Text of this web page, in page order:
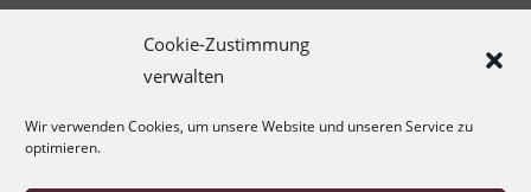
Cookie-Zustimmung
verwalten
Wir verwenden Cookies, um unsere Website und unseren Service zu
optimieren.
Datenschutzerklärung